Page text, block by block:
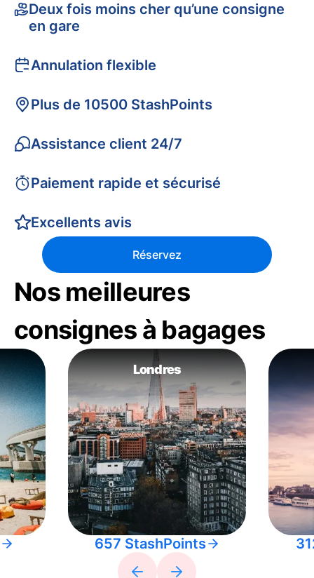
Deux fois moins cher qu’une consigne
en gare
Annulation flexible
Plus de 10500 StashPoints
Assistance client 24/7
Paiement rapide et sécurisé
Excellents avis
Réservez
Nos meilleures
consignes à bagages
Londres
657 StashPoints